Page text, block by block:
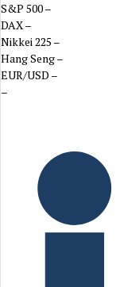
S&P 500–
DAX–
Nikkei 225 –
Hang Seng–
EUR/USD –
–